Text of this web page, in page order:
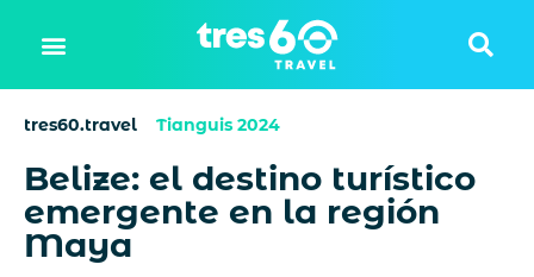
tres60.travel Tianguis 2024
Belize: el destino turístico
emergente en la región
Maya